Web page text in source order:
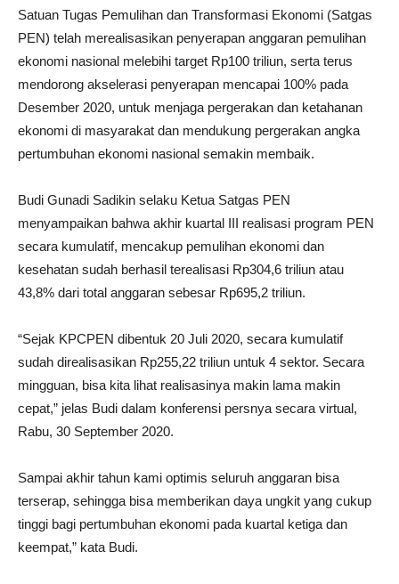
Satuan Tugas Pemulihan dan Transformasi Ekonomi (Satgas
PEN) telah merealisasikan penyerapan anggaran pemulihan
ekonomi nasional melebihi target Rp100 triliun, serta terus
mendorong akselerasi penyerapan mencapai 100% pada
Desember 2020, untuk menjaga pergerakan dan ketahanan
ekonomi di masyarakat dan mendukung pergerakan angka
pertumbuhan ekonomi nasional semakin membaik.
Budi Gunadi Sadikin selaku Ketua Satgas PEN
menyampaikan bahwa akhir kuartal III realisasi program PEN
secara kumulatif, mencakup pemulihan ekonomi dan
kesehatan sudah berhasil terealisasi Rp304,6 triliun atau
43,8% dari total anggaran sebesar Rp695,2 triliun.
“Sejak KPCPEN dibentuk 20 Juli 2020, secara kumulatif
sudah direalisasikan Rp255,22 triliun untuk 4 sektor. Secara
mingguan, bisa kita lihat realisasinya makin lama makin
cepat,” jelas Budi dalam konferensi persnya secara virtual,
Rabu, 30 September 2020.
Sampai akhir tahun kami optimis seluruh anggaran bisa
terserap, sehingga bisa memberikan daya ungkit yang cukup
tinggi bagi pertumbuhan ekonomi pada kuartal ketiga dan
keempat,” kata Budi.